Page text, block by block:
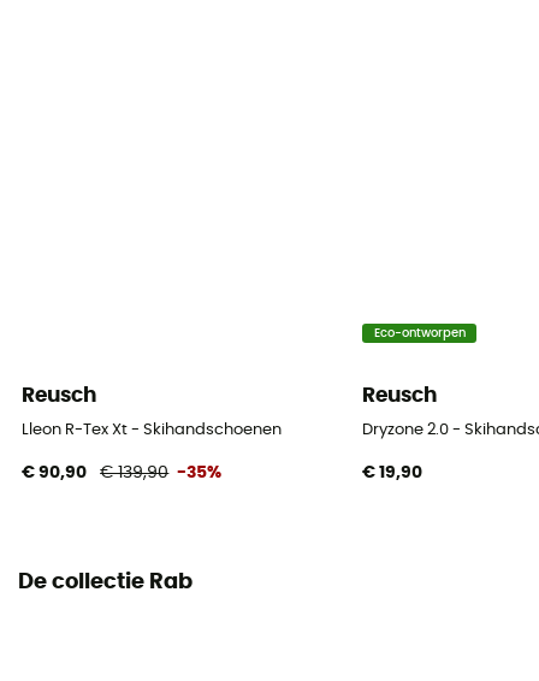
Ja
Synthetische isolatie
No
Reusch
Lleon R-Tex Xt - Skihandschoenen
€ 90,90 € 139,90 -35%
Eco-ontworpen
Reusch
Dryzone 2.0 -
€ 19,90
De collectie Rab